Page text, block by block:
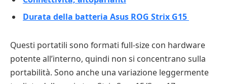
Durata della batteria Asus ROG Strix G15
Questi portatili sono formati full-size con hardware
potente all’interno, quindi non si concentrano sulla
portabilità. Sono anche una variazione leggermente